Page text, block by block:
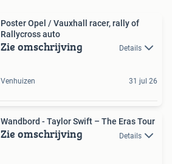
Poster Opel / Vauxhall racer, rally of
Rallycross auto
Zie omschrijving Details
Venhuizen 31 jul 26
Wandbord - Taylor Swift – The Eras Tour
Zie omschrijving Details